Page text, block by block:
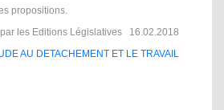
propositions.
par les Editions Législatives 16.02.2018
AU DETACHEMENT ET LE TRAVAIL